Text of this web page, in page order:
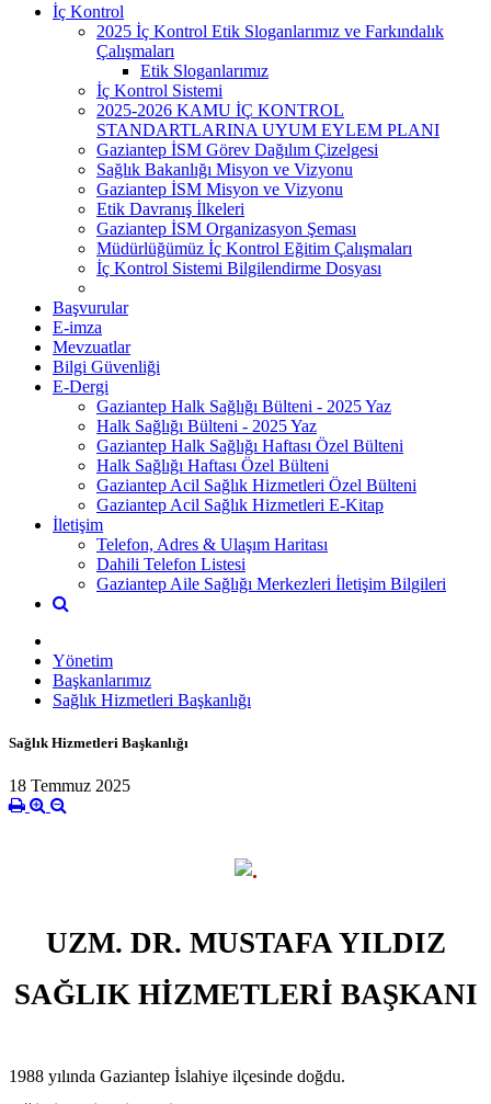
İç Kontrol
2025 İç Kontrol Etik Sloganlarımız ve Farkındalık
Çalışmaları
Etik Sloganlarımız
İç Kontrol Sistemi
2025-2026 KAMU İÇ KONTROL
STANDARTLARINA UYUM EYLEM PLANI
Gaziantep İSM Görev Dağılım Çizelgesi
Sağlık Bakanlığı Misyon ve Vizyonu
Gaziantep İSM Misyon ve Vizyonu
Etik Davranış İlkeleri
Gaziantep İSM Organizasyon Şeması
Müdürlüğümüz İç Kontrol Eğitim Çalışmaları
İç Kontrol Sistemi Bilgilendirme Dosyası
Başvurular
E-imza
Mevzuatlar
Bilgi Güvenliği
E-Dergi
Gaziantep Halk Sağlığı Bülteni - 2025 Yaz
Halk Sağlığı Bülteni - 2025 Yaz
Gaziantep Halk Sağlığı Haftası Özel Bülteni
Halk Sağlığı Haftası Özel Bülteni
Gaziantep Acil Sağlık Hizmetleri Özel Bülteni
Gaziantep Acil Sağlık Hizmetleri E-Kitap
İletişim
Telefon, Adres & Ulaşım Haritası
Dahili Telefon Listesi
Gaziantep Aile Sağlığı Merkezleri İletişim Bilgileri
Yönetim
Başkanlarımız
Sağlık Hizmetleri Başkanlığı
Sağlık Hizmetleri Başkanlığı
18 Temmuz 2025
UZM. DR. MUSTAFA YILDIZ
SAĞLIK HİZMETLERİ BAŞKANI
1988 yılında Gaziantep İslahiye ilçesinde doğdu.